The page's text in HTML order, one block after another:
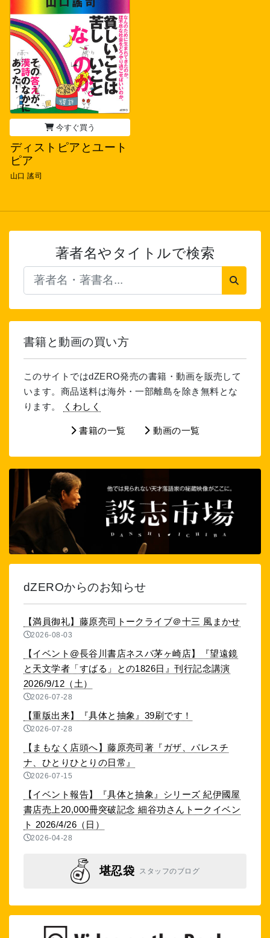
今すぐ買う
ディストピアとユート
ピア
山口 謠司
著者名やタイトルで検索
書籍と動画の買い方
このサイトではdZERO発売の書籍・動画を販売して
います。商品送料は海外・一部離島を除き無料とな
ります。
くわしく
書籍の一覧 動画の一覧
dZEROからのお知らせ
【満員御礼】藤原亮司トークライブ＠十三 風まかせ
2026-08-03
【イベント@長谷川書店ネスパ茅ヶ崎店】『望遠鏡
と天文学者「すばる」との1826日』刊行記念講演
2026/9/12（土）
2026-07-28
【重版出来】『具体と抽象』39刷です！
2026-07-28
【まもなく店頭へ】藤原亮司著『ガザ、パレスチ
ナ、ひとりひとりの日常』
2026-07-15
【イベント報告】『具体と抽象』シリーズ 紀伊國屋
書店売上20,000冊突破記念 細谷功さんトークイベン
ト 2026/4/26（日）
2026-04-28
堪忍袋 スタッフのブログ